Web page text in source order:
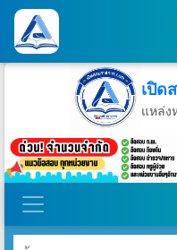
เปิด
แหล่ง
วันพฤหัสบ